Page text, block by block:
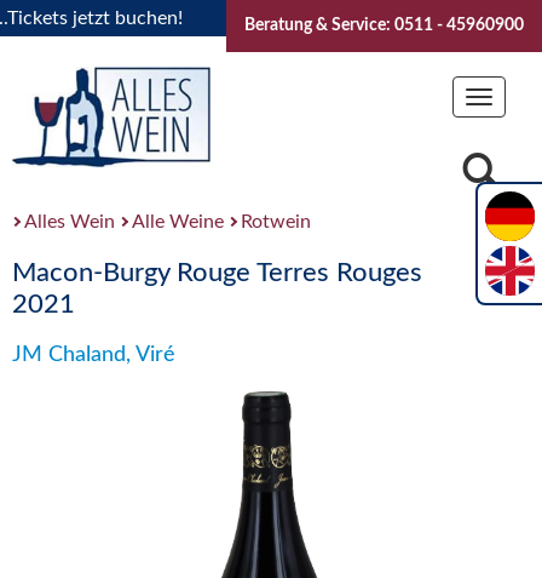
jetzt buchen! "Das Sommerfest 2026" Vive la
Beratung & Service: 0511 - 45960900
Toggle
Alles Wein Alle Weine Rotwein
Macon-Burgy Rouge Terres Rouges
2021
JM Chaland, Viré